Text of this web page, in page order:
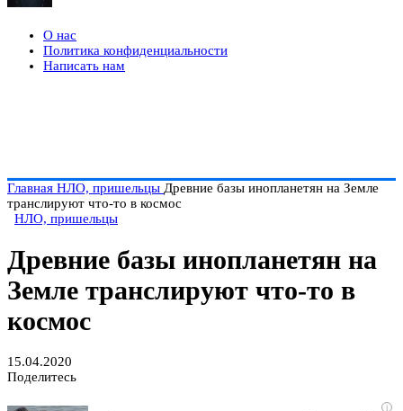
О нас
Политика конфиденциальности
Написать нам
Главная НЛО, пришельцы Древние базы инопланетян на Земле
транслируют что-то в космос
НЛО, пришельцы
Древние базы инопланетян на
Земле транслируют что-то в
космос
15.04.2020
Поделитесь
i